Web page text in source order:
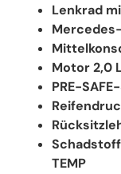
Lenkrad
Motor 2,0
PRE-
TEMP